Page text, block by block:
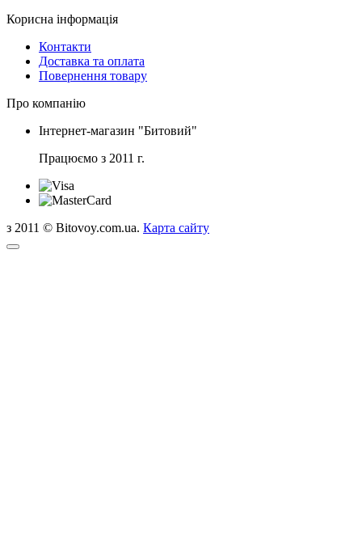
Корисна інформація
Контакти
Доставка та оплата
Повернення товару
Про компанію
Інтернет-магазин "Битовий"
Працюємо з 2011 г.
з 2011 © Bitovoy.com.ua. Карта сайту